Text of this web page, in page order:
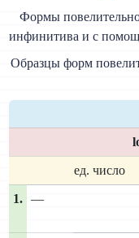
Формы
инфинитива и с
Образцы форм
ед. число
1. —